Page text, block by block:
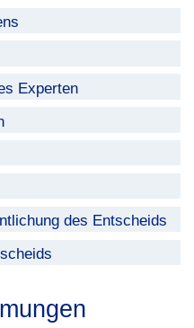
Experten
des Entscheids